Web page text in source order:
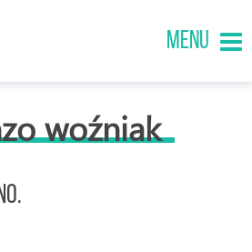
MENU
woźniak